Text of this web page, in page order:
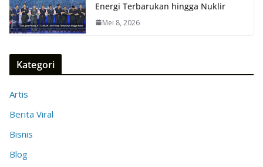
Energi Terbarukan hingga Nuklir
Mei 8, 2026
Kategori
Artis
Berita Viral
Bisnis
Blog